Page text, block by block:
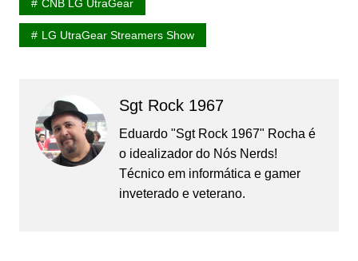
CNB LG UtraGear
LG UtraGear Streamers Show
Sgt Rock 1967
Eduardo "Sgt Rock 1967" Rocha é
o idealizador do Nós Nerds!
Técnico em informática e gamer
inveterado e veterano.